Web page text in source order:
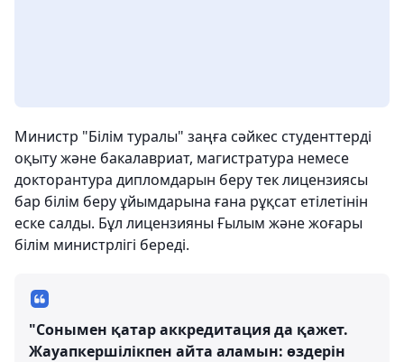
Министр "Білім туралы" заңға сәйкес студенттерді
оқыту және бакалавриат, магистратура немесе
докторантура дипломдарын беру тек лицензиясы
бар білім беру ұйымдарына ғана рұқсат етілетінін
еске салды. Бұл лицензияны Ғылым және жоғары
білім министрлігі береді.
"Сонымен қатар аккредитация да қажет.
Жауапкершілікпен айта аламын: өздерін